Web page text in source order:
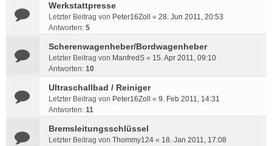
Werkstattpresse
Letzter Beitrag von Peter16Zoll « 28. Jun 2011, 20:53
Antworten: 5
Scherenwagenheber/Bordwagenheber
Letzter Beitrag von ManfredS « 15. Apr 2011, 09:10
Antworten: 10
Ultraschallbad / Reiniger
Letzter Beitrag von Peter16Zoll « 9. Feb 2011, 14:31
Antworten: 11
Bremsleitungsschlüssel
Letzter Beitrag von Thommy124 « 18. Jan 2011, 17:08